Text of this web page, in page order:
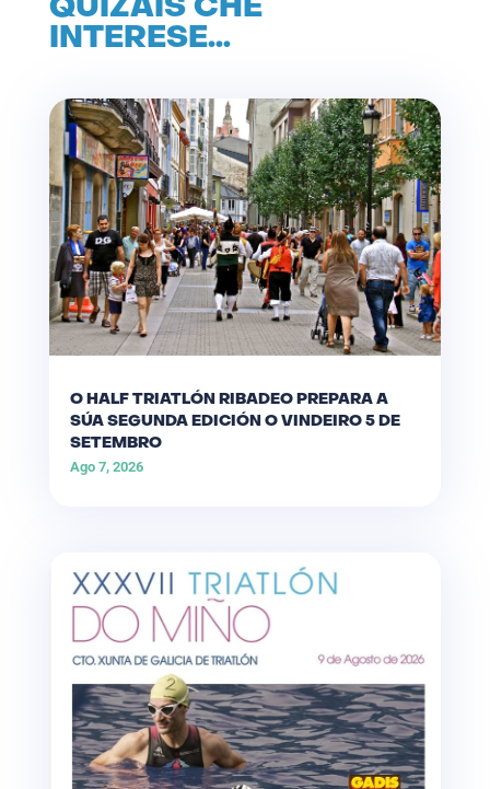
QUIZÁIS CHE
INTERESE…
O HALF TRIATLÓN RIBADEO PREPARA A
SÚA SEGUNDA EDICIÓN O VINDEIRO 5 DE
SETEMBRO
Ago 7, 2026